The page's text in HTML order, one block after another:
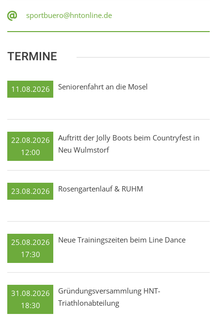
sportbuero@hntonline.de
TERMINE
11.08.2026 Seniorenfahrt an die Mosel
22.08.2026
12:00
Auftritt der Jolly Boots beim Countryfest in
Neu Wulmstorf
23.08.2026 Rosengartenlauf & RUHM
25.08.2026
17:30
Neue Trainingszeiten beim Line Dance
31.08.2026
18:30
Gründungsversammlung HNT-
Triathlonabteilung